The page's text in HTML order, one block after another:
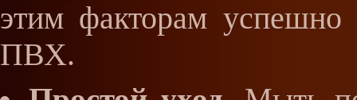
этим факторам успешно
ПВХ.